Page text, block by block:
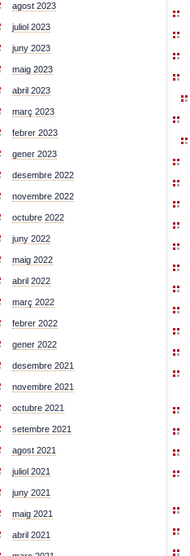
agost 2023
juliol 2023
juny 2023
maig 2023
abril 2023
març 2023
febrer 2023
gener 2023
desembre 2022
novembre 2022
octubre 2022
juny 2022
maig 2022
abril 2022
març 2022
febrer 2022
gener 2022
desembre 2021
novembre 2021
octubre 2021
setembre 2021
agost 2021
juliol 2021
juny 2021
maig 2021
abril 2021